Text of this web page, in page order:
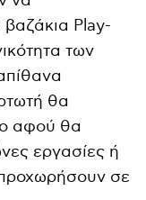
Play-
των
θα
αφού θα
εργασίες ή
σε